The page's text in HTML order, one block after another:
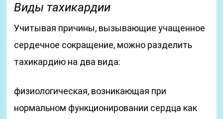
Виды тахикардии
Учитывая причины, вызывающие учащенное
сердечное сокращение, можно разделить
тахикардию на два вида:
физиологическая, возникающая при
нормальном функционировании сердца как